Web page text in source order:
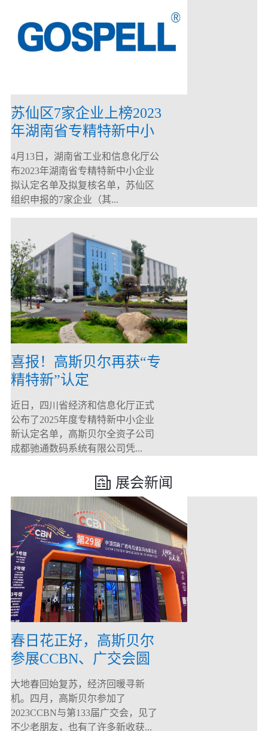
苏仙区7家企业上榜2023
年湖南省专精特新中小
企业
4月13日，湖南省工业和信息化厅公
布2023年湖南省专精特新中小企业
拟认定名单及拟复核名单，苏仙区
组织申报的7家企业（其...
喜报！高斯贝尔再获“专
精特新”认定
近日，四川省经济和信息化厅正式
公布了2025年度专精特新中小企业
新认定名单，高斯贝尔全资子公司
成都驰通数码系统有限公司凭...
展会新闻
春日花正好，高斯贝尔
参展CCBN、广交会圆
满落幕！
大地春回始复苏，经济回暖寻新
机。四月，高斯贝尔参加了
2023CCBN与第133届广交会，见了
不少老朋友，也有了许多新收获...